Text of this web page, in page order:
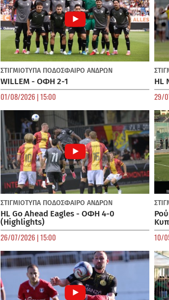
ΣΤΙΓΜΙΟΤΥΠΑ ΠΟΔΌΣΦΑΙΡΟ ΑΝΔΡΏΝ
WILLEM - ΟΦΗ 2-1
01/08/2026 | 15:00
HL
29/
ΣΤΙΓΜΙΟΤΥΠΑ ΠΟΔΌΣΦΑΙΡΟ ΑΝΔΡΏΝ
HL Go Ahead Eagles - ΟΦΗ 4-0
(Highlights)
26/07/2026 | 15:00 10/